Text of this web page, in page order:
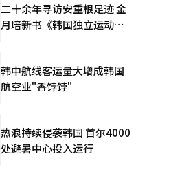
二十余年寻访安重根足迹 金
月培新书《韩国独立运动圣
韩中航线客运量大增成韩国
航空业"香饽饽"
热浪持续侵袭韩国 首尔4000
处避暑中心投入运行